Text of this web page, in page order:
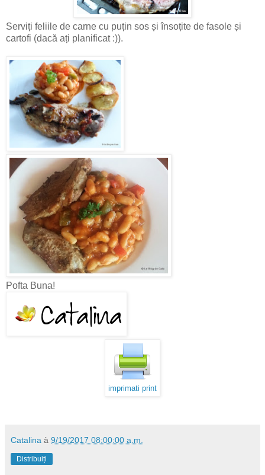
Serviți feliile de carne cu puțin sos și însoțite de fasole și
cartofi (dacă ați planificat :)).
Pofta Buna!
imprimati print
Catalina à 9/19/2017 08:00:00 a.m.
Distribuiți